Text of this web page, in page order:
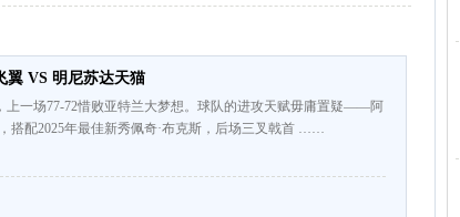
翼 VS 明尼苏达天猫
上一场77-72惜败亚特兰大梦想。球队的进攻天赋毋庸置疑——阿
搭配2025年最佳新秀佩奇·布克斯，后场三叉戟首 ……